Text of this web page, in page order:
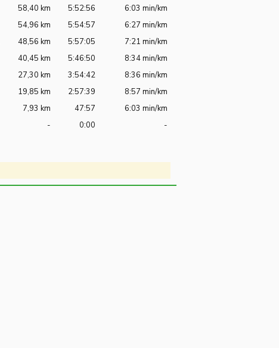
58,40 km 5:52:56
6:03 min/km
54,96 km 5:54:57
6:27 min/km
48,56 km 5:57:05
7:21 min/km
40,45 km 5:46:50
8:34 min/km
27,30 km 3:54:42
8:36 min/km
19,85 km 2:57:39
8:57 min/km
7,93 km 47:57
6:03 min/km
- 0:00 -